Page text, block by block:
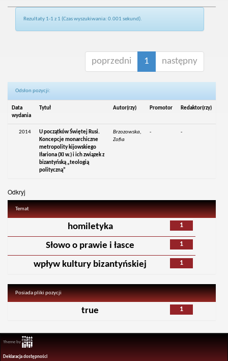
Rezultaty 1-1 z 1 (Czas wyszukiwania: 0.001 sekund).
poprzedni 1 następny
Odsłon pozycji:
Data
wydania
Tytuł Autor(rzy) Promotor Redaktor(rzy)
2014
U początków Świętej Rusi.
Koncepcje monarchiczne
metropolity kijowskiego
Iłariona (XI w.) i ich związek z
bizantyńską „teologią
polityczną”
Brzozowska,
Zofia
- -
Odkryj
Temat
1
homiletyka
1
Słowo o prawie i łasce
1
wpływ kultury bizantyńskiej
Posiada pliki pozycji
1
true
Theme by
Deklaracja dostępności